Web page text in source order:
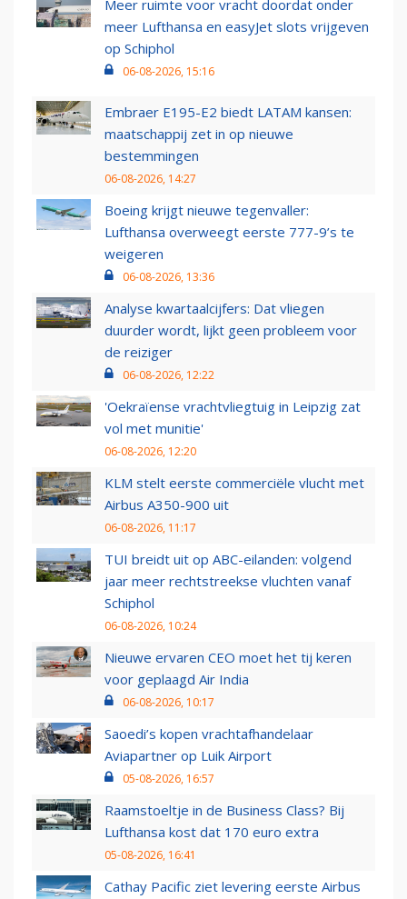
Meer ruimte voor vracht doordat onder
meer Lufthansa en easyJet slots vrijgeven
op Schiphol
06-08-2026, 15:16
Embraer E195-E2 biedt LATAM kansen:
maatschappij zet in op nieuwe
bestemmingen
06-08-2026, 14:27
Boeing krijgt nieuwe tegenvaller:
Lufthansa overweegt eerste 777-9’s te
weigeren
06-08-2026, 13:36
Analyse kwartaalcijfers: Dat vliegen
duurder wordt, lijkt geen probleem voor
de reiziger
06-08-2026, 12:22
'Oekraïense vrachtvliegtuig in Leipzig zat
vol met munitie'
06-08-2026, 12:20
KLM stelt eerste commerciële vlucht met
Airbus A350-900 uit
06-08-2026, 11:17
TUI breidt uit op ABC-eilanden: volgend
jaar meer rechtstreekse vluchten vanaf
Schiphol
06-08-2026, 10:24
Nieuwe ervaren CEO moet het tij keren
voor geplaagd Air India
06-08-2026, 10:17
Saoedi’s kopen vrachtafhandelaar
Aviapartner op Luik Airport
05-08-2026, 16:57
Raamstoeltje in de Business Class? Bij
Lufthansa kost dat 170 euro extra
05-08-2026, 16:41
Cathay Pacific ziet levering eerste Airbus